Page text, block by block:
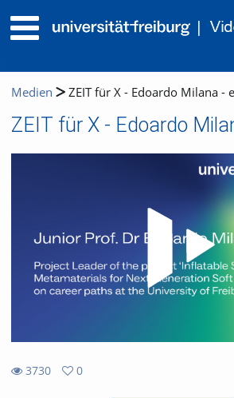
Medien ZEIT für X - Edoardo Milana -
3730
0